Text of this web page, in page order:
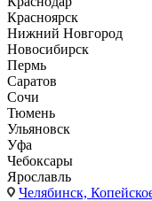
Красноярск
Нижний Новгород
Новосибирск
Пермь
Саратов
Сочи
Тюмень
Ульяновск
Уфа
Чебоксары
Ярославль
Челябинск,